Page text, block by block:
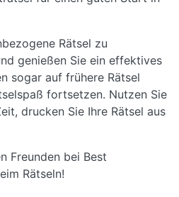
Rätsel zu
genießen Sie ein effektives
sogar auf frühere Rätsel
fortsetzen. Nutzen Sie
drucken Sie Ihre Rätsel aus
Freunden bei Best
Rätseln!